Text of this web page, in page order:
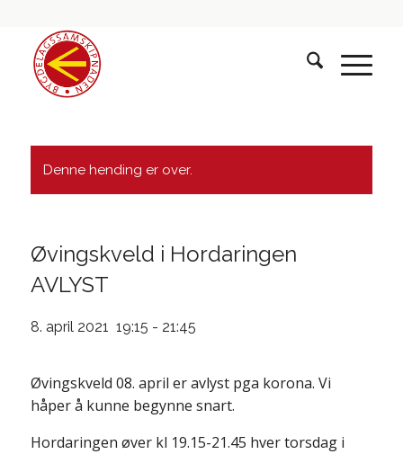
Denne hending er over.
Øvingskveld i Hordaringen
AVLYST
8. april 2021 19:15 - 21:45
Øvingskveld 08. april er avlyst pga korona. Vi
håper å kunne begynne snart.
Hordaringen øver kl 19.15-21.45 hver torsdag i